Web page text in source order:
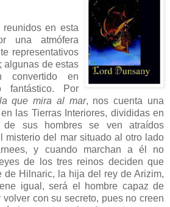
reunidos en esta
una atmófera
representativos
algunas de estas
convertido en
fantástico. Por
que mira al mar, nos cuenta una
las Tierras Interiores, divididas en
de sus hombres se ven atraídos
misterio del mar situado al otro lado
y cuando marchan a él no
de los tres reinos deciden que
de Hilnaric, la hija del rey de Arizim,
igual, será el hombre capaz de
con su secreto, pues no creen